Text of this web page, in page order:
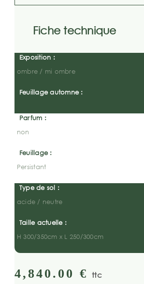
Fiche technique
Exposition :
ombre / mi ombre
Feuillage automne :
Parfum :
non
Feuillage :
Persistant
Type de sol :
acide / neutre
Taille actuelle :
H 300/350cm x L 250/300cm
4,840.00 € ttc